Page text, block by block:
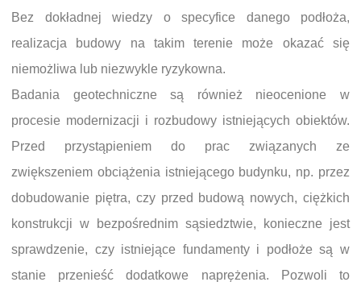
Bez dokładnej wiedzy o specyfice danego podłoża,
realizacja budowy na takim terenie może okazać się
niemożliwa lub niezwykle ryzykowna.
Badania geotechniczne są również nieocenione w
procesie modernizacji i rozbudowy istniejących obiektów.
Przed przystąpieniem do prac związanych ze
zwiększeniem obciążenia istniejącego budynku, np. przez
dobudowanie piętra, czy przed budową nowych, ciężkich
konstrukcji w bezpośrednim sąsiedztwie, konieczne jest
sprawdzenie, czy istniejące fundamenty i podłoże są w
stanie przenieść dodatkowe naprężenia. Pozwoli to